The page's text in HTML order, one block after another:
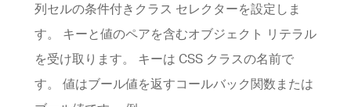
列セルの条件付きクラス セレクターを設定しま
す。 キーと値のペアを含むオブジェクト リテラル
を受け取ります。 キーは CSS クラスの名前で
す。 値はブール値を返すコールバック関数または